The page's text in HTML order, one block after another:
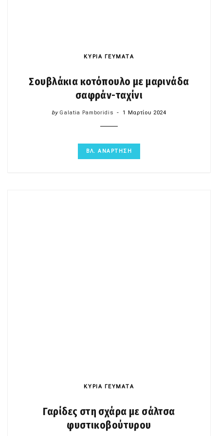
ΚΥΡΙΑ ΓΕΥΜΑΤΑ
Σουβλάκια κοτόπουλο με μαρινάδα
σαφράν-ταχίνι
by Galatia Pamboridis 1 Μαρτίου 2024
ΒΛ. ΑΝΑΡΤΗΣΗ
ΚΥΡΙΑ ΓΕΥΜΑΤΑ
Γαρίδες στη σχάρα με σάλτσα
φυστικοβούτυρου